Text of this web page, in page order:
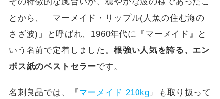
とから、「マーメイド・リップル(人魚の住む海の
さざ波)」と呼ばれ、1960年代に『マーメイド』と
いう名前で定着しました。 根強い人気を誇る、エン
ボス紙のベストセラーです。
名刺良品では、『 マーメイド 210kg』も取り扱って